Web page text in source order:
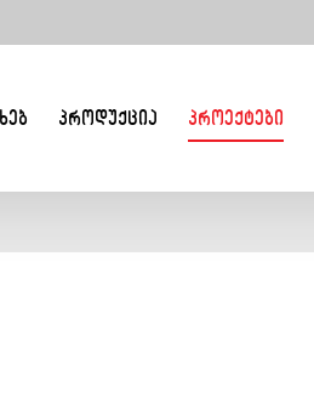
ᲞᲠᲝᲓᲣᲥᲪᲘᲐ ᲞᲠᲝᲔᲥᲢᲔᲑᲘ